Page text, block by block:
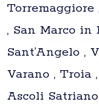
Torremaggiore
, San Marco in
Sant’Angelo ,
Varano , Troia
Ascoli